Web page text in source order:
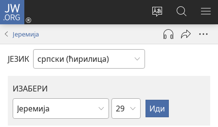
JW.ORG
Промени
језик
сајта
Пријава
(отвара
прозор)
Претрага
сајта
JW.ORG
Јеремија
ЈЕЗИК
ИЗАБЕРИ
Библијска
Поглавље